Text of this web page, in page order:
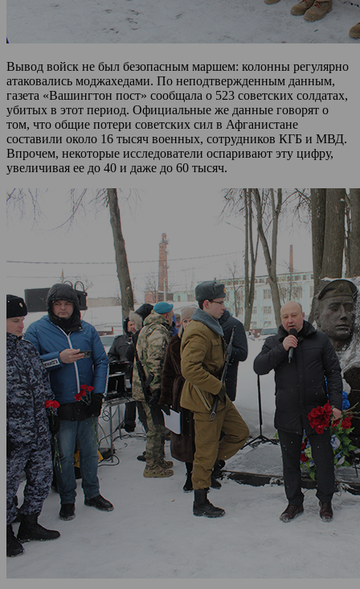
Вывод войск не был безопасным маршем: колонны регулярно
атаковались моджахедами. По неподтвержденным данным,
газета «Вашингтон пост» сообщала о 523 советских солдатах,
убитых в этот период. Официальные же данные говорят о
том, что общие потери советских сил в Афганистане
составили около 16 тысяч военных, сотрудников КГБ и МВД.
Впрочем, некоторые исследователи оспаривают эту цифру,
увеличивая ее до 40 и даже до 60 тысяч.